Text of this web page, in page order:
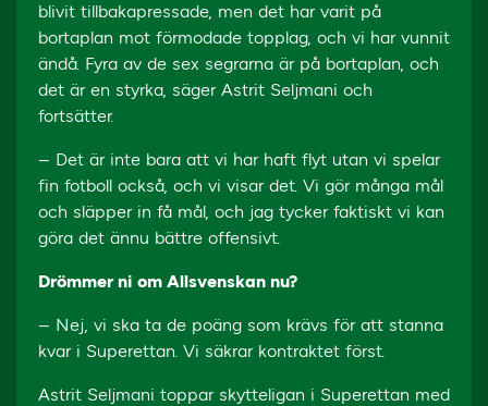
blivit tillbakapressade, men det har varit på
bortaplan mot förmodade topplag, och vi har vunnit
ändå. Fyra av de sex segrarna är på bortaplan, och
det är en styrka, säger Astrit Seljmani och
fortsätter.
– Det är inte bara att vi har haft flyt utan vi spelar
fin fotboll också, och vi visar det. Vi gör många mål
och släpper in få mål, och jag tycker faktiskt vi kan
göra det ännu bättre offensivt.
Drömmer ni om Allsvenskan nu?
– Nej, vi ska ta de poäng som krävs för att stanna
kvar i Superettan. Vi säkrar kontraktet först.
Astrit Seljmani toppar skytteligan i Superettan med